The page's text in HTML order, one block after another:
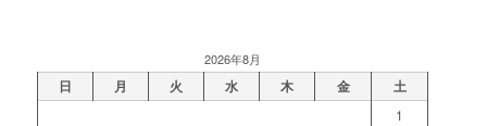
2026年8月
日 月 火 水 木 金 土
1